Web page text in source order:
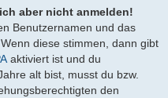
aber nicht anmelden!
Benutzernamen und das
diese stimmen, dann gibt
aktiviert ist und du
alt bist, musst du bzw.
den